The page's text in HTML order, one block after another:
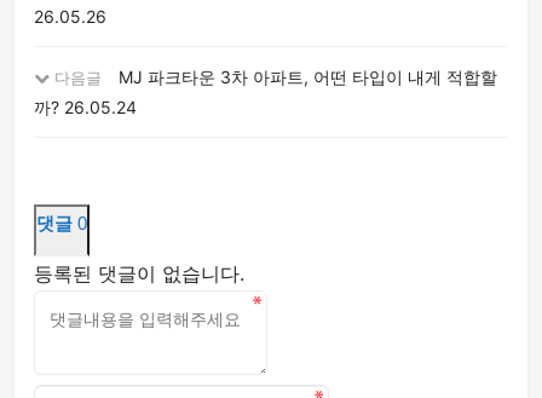
26.05.26
다음글
MJ 파크타운 3차 아파트, 어떤 타입이 내게 적합할
까? 26.05.24
댓글 0
등록된 댓글이 없습니다.